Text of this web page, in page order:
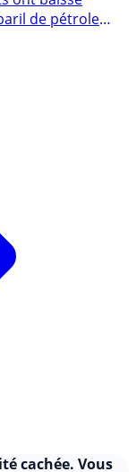
de pétrole